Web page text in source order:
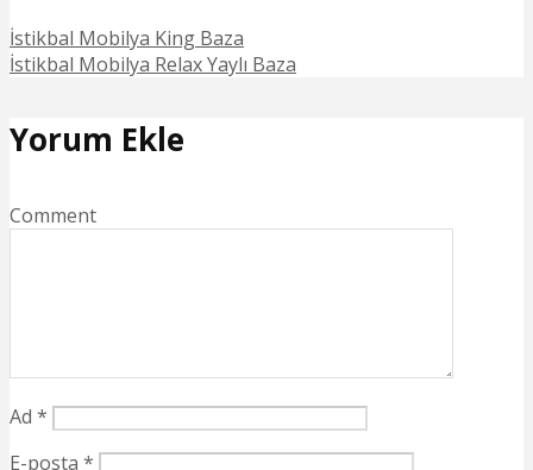
İstikbal Mobilya King Baza
İstikbal Mobilya Relax Yaylı Baza
Yorum Ekle
Comment
Ad *
E-posta *